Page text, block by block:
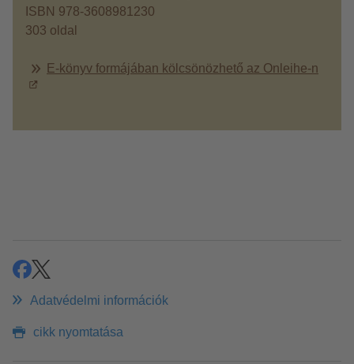
ISBN 978-3608981230
303 oldal
E-könyv formájában kölcsönözhető az Onleihe-n
megosztás
share
Adatvédelmi információk
cikk nyomtatása